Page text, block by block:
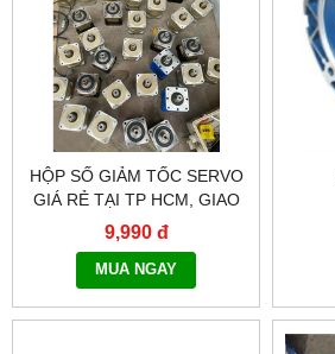
HỘP SỐ GIẢM TỐC SERVO
GIÁ RẺ TẠI TP HCM, GIAO
HÀNG TOÀN QUỐC NHANH
CHÓNG - 0917.882.099
9,990 đ
MUA NGAY